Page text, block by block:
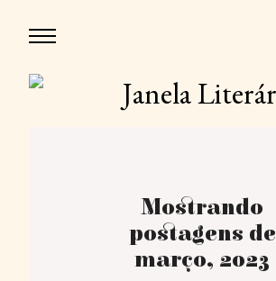
Mostrando
postagens de
março, 2023